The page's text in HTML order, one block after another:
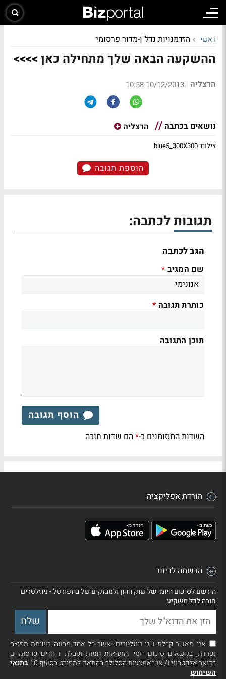
ראשי הזדמנויות נדל"ן-מדור פרסומי
ההשקעה הבאה שלך מתחילה כאן >>>>
הרצליה |
10/12/2013 10:58
נושאים בכתבה הרצליה
צילום: blue5_300X300
הוספת תגובה
תגובות לכתבה:
הגב לכתבה
שם המגיב *
כותרת תגובה *
תוכן התגובה
הוסף תגובה
השדות המסומנים ב-*הם שדות חובה
הורדת אפליקציה
הרשמה לדיוור
הירשם לסיכום היומי של שוק ההון ולמבזקים של ביזפורטל - ניוזלטרים
חובה לכל משקיע
אני מאשר קבלת שני ניוזלטרים, אשר כל אחד מהווה רשימת תפוצה
נפרדת, בנושאים סיכום יומי והתראות חמות וקבלת דיוורים פרסומיים
בדואר אלקטרוני ו/ או באמצעות הסלולר בהתאם למפורט בסעיף 10
בתנאי
השימוש